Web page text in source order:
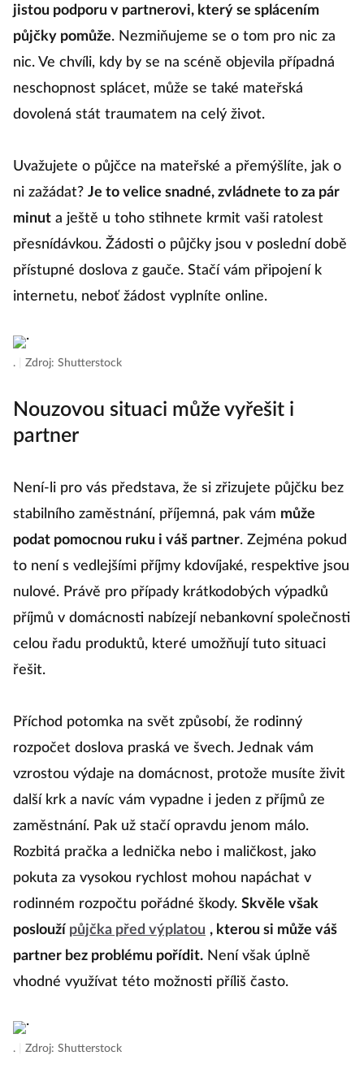
jistou podporu v partnerovi, který se splácením
půjčky pomůže. Nezmiňujeme se o tom pro nic za
nic. Ve chvíli, kdy by se na scéně objevila případná
neschopnost splácet, může se také mateřská
dovolená stát traumatem na celý život.
Uvažujete o půjčce na mateřské a přemýšlíte, jak o
ni zažádat? Je to velice snadné, zvládnete to za pár
minut a ještě u toho stihnete krmit vaši ratolest
přesnídávkou. Žádosti o půjčky jsou v poslední době
přístupné doslova z gauče. Stačí vám připojení k
internetu, neboť žádost vyplníte online.
. Zdroj: Shutterstock
Nouzovou situaci může vyřešit i
partner
Není-li pro vás představa, že si zřizujete půjčku bez
stabilního zaměstnání, příjemná, pak vám může
podat pomocnou ruku i váš partner. Zejména pokud
to není s vedlejšími příjmy kdovíjaké, respektive jsou
nulové. Právě pro případy krátkodobých výpadků
příjmů v domácnosti nabízejí nebankovní společnosti
celou řadu produktů, které umožňují tuto situaci
řešit.
Příchod potomka na svět způsobí, že rodinný
rozpočet doslova praská ve švech. Jednak vám
vzrostou výdaje na domácnost, protože musíte živit
další krk a navíc vám vypadne i jeden z příjmů ze
zaměstnání. Pak už stačí opravdu jenom málo.
Rozbitá pračka a lednička nebo i maličkost, jako
pokuta za vysokou rychlost mohou napáchat v
rodinném rozpočtu pořádné škody. Skvěle však
poslouží půjčka před výplatou , kterou si může váš
partner bez problému pořídit. Není však úplně
vhodné využívat této možnosti příliš často.
. Zdroj: Shutterstock